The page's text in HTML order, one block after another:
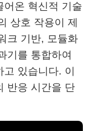
어온 혁신적 기술
상호 작용이 제
크 기반, 모듈화
기를 통합하여
있습니다. 이
반응 시간을 단